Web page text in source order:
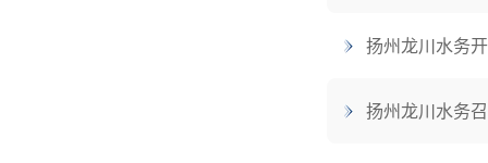
扬州龙川水务
扬州龙川水务